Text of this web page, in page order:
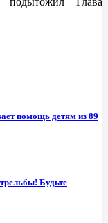
помощь детям из 89
Будьте